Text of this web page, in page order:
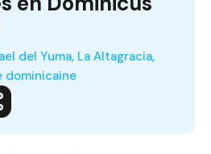
del Yuma, La Altagracia,
dominicaine